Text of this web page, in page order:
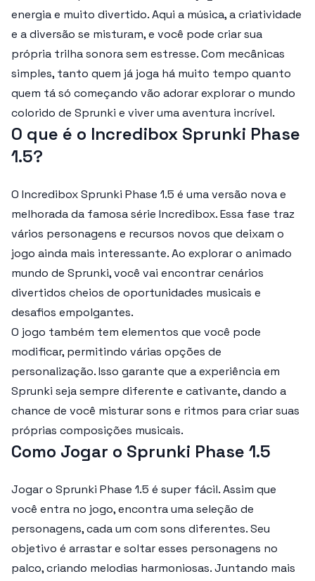
energia e muito divertido. Aqui a música, a criatividade
e a diversão se misturam, e você pode criar sua
própria trilha sonora sem estresse. Com mecânicas
simples, tanto quem já joga há muito tempo quanto
quem tá só começando vão adorar explorar o mundo
colorido de Sprunki e viver uma aventura incrível.
O que é o Incredibox Sprunki Phase
1.5?
O Incredibox Sprunki Phase 1.5 é uma versão nova e
melhorada da famosa série Incredibox. Essa fase traz
vários personagens e recursos novos que deixam o
jogo ainda mais interessante. Ao explorar o animado
mundo de Sprunki, você vai encontrar cenários
divertidos cheios de oportunidades musicais e
desafios empolgantes.
O jogo também tem elementos que você pode
modificar, permitindo várias opções de
personalização. Isso garante que a experiência em
Sprunki seja sempre diferente e cativante, dando a
chance de você misturar sons e ritmos para criar suas
próprias composições musicais.
Como Jogar o Sprunki Phase 1.5
Jogar o Sprunki Phase 1.5 é super fácil. Assim que
você entra no jogo, encontra uma seleção de
personagens, cada um com sons diferentes. Seu
objetivo é arrastar e soltar esses personagens no
palco, criando melodias harmoniosas. Juntando mais